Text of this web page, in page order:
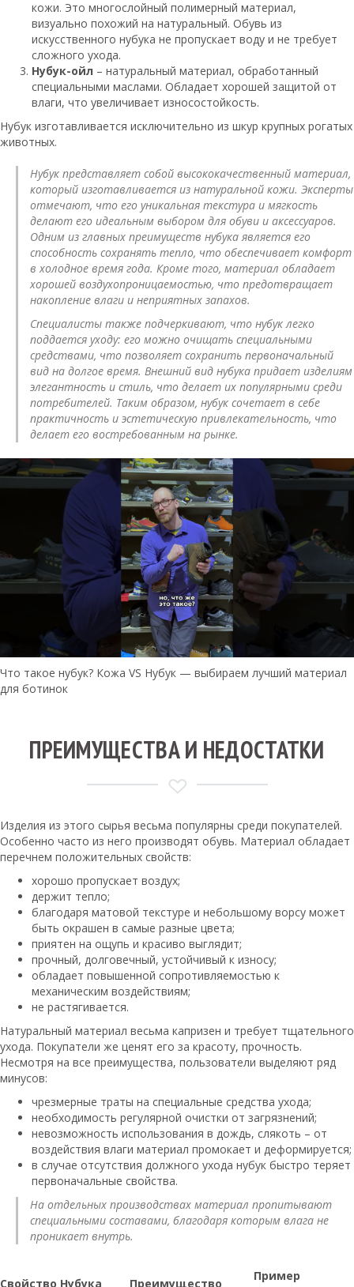
кожи. Это многослойный полимерный материал,
визуально похожий на натуральный. Обувь из
искусственного нубука не пропускает воду и не требует
сложного ухода.
Нубук-ойл – натуральный материал, обработанный
специальными маслами. Обладает хорошей защитой от
влаги, что увеличивает износостойкость.
Нубук изготавливается исключительно из шкур крупных рогатых
животных.
Нубук представляет собой высококачественный материал,
который изготавливается из натуральной кожи. Эксперты
отмечают, что его уникальная текстура и мягкость
делают его идеальным выбором для обуви и аксессуаров.
Одним из главных преимуществ нубука является его
способность сохранять тепло, что обеспечивает комфорт
в холодное время года. Кроме того, материал обладает
хорошей воздухопроницаемостью, что предотвращает
накопление влаги и неприятных запахов.
Специалисты также подчеркивают, что нубук легко
поддается уходу: его можно очищать специальными
средствами, что позволяет сохранить первоначальный
вид на долгое время. Внешний вид нубука придает изделиям
элегантность и стиль, что делает их популярными среди
потребителей. Таким образом, нубук сочетает в себе
практичность и эстетическую привлекательность, что
делает его востребованным на рынке.
Что такое нубук? Кожа VS Нубук — выбираем лучший материал
для ботинок
ПРЕИМУЩЕСТВА И НЕДОСТАТКИ
Изделия из этого сырья весьма популярны среди покупателей.
Особенно часто из него производят обувь. Материал обладает
перечнем положительных свойств:
хорошо пропускает воздух;
держит тепло;
благодаря матовой текстуре и небольшому ворсу может
быть окрашен в самые разные цвета;
приятен на ощупь и красиво выглядит;
прочный, долговечный, устойчивый к износу;
обладает повышенной сопротивляемостью к
механическим воздействиям;
не растягивается.
Натуральный материал весьма капризен и требует тщательного
ухода. Покупатели же ценят его за красоту, прочность.
Несмотря на все преимущества, пользователи выделяют ряд
минусов:
чрезмерные траты на специальные средства ухода;
необходимость регулярной очистки от загрязнений;
невозможность использования в дождь, слякоть – от
воздействия влаги материал промокает и деформируется;
в случае отсутствия должного ухода нубук быстро теряет
первоначальные свойства.
На отдельных производствах материал пропитывают
специальными составами, благодаря которым влага не
проникает внутрь.
Свойство Нубука Преимущество
Пример